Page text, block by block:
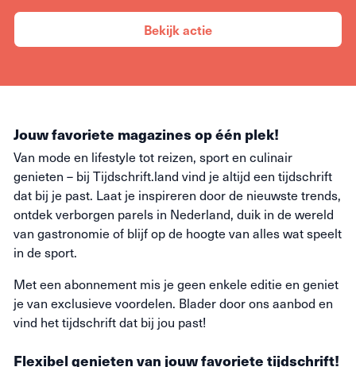
Bekijk actie
Jouw favoriete magazines op één plek!
Van mode en lifestyle tot reizen, sport en culinair
genieten – bij Tijdschrift.land vind je altijd een tijdschrift
dat bij je past. Laat je inspireren door de nieuwste trends,
ontdek verborgen parels in Nederland, duik in de wereld
van gastronomie of blijf op de hoogte van alles wat speelt
in de sport.
Met een abonnement mis je geen enkele editie en geniet
je van exclusieve voordelen. Blader door ons aanbod en
vind het tijdschrift dat bij jou past!
Flexibel genieten van jouw favoriete tijdschrift!